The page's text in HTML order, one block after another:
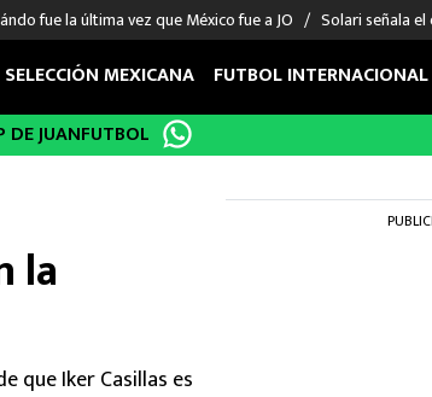
fue la última vez que México fue a JO Solari señala
DEPORTES
NBA
SELECCIÓN MEXICANA FUTBOL INTERNACIONAL
DE JUANFUTBOL
la
que Iker Casillas es